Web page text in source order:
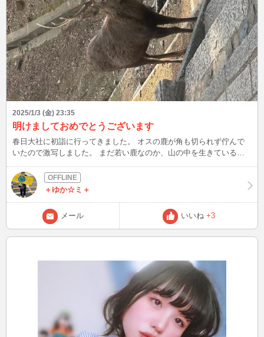
2025/1/3 (金) 23:35
明けましておめでとうございます
春日大社に初詣に行ってきました。 オスの鹿が角も切られず佇んで
いたので激写しました。 まだ若い鹿なのか、山の中を生きているか
しれませんが、これからログインしますので、チャットよろしくお願
いします。＋ゆか☆ミ＋
メール いいね +3